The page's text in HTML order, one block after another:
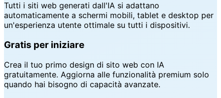
Tutti i siti web generati dall'IA si adattano
automaticamente a schermi mobili, tablet e desktop per
un'esperienza utente ottimale su tutti i dispositivi.
Gratis per iniziare
Crea il tuo primo design di sito web con IA
gratuitamente. Aggiorna alle funzionalità premium solo
quando hai bisogno di capacità avanzate.